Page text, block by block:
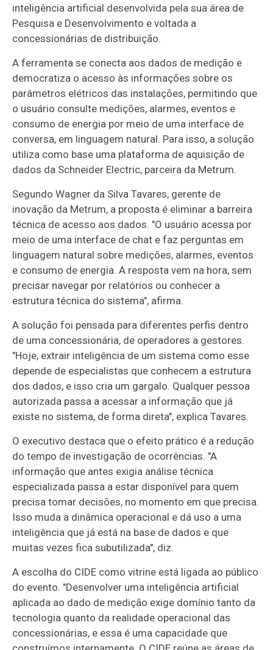
inteligência artificial desenvolvida pela sua área de
Pesquisa e Desenvolvimento e voltada a
concessionárias de distribuição.
A ferramenta se conecta aos dados de medição e
democratiza o acesso às informações sobre os
parâmetros elétricos das instalações, permitindo que
o usuário consulte medições, alarmes, eventos e
consumo de energia por meio de uma interface de
conversa, em linguagem natural. Para isso, a solução
utiliza como base uma plataforma de aquisição de
dados da Schneider Electric, parceira da Metrum.
Segundo Wagner da Silva Tavares, gerente de
inovação da Metrum, a proposta é eliminar a barreira
técnica de acesso aos dados. "O usuário acessa por
meio de uma interface de chat e faz perguntas em
linguagem natural sobre medições, alarmes, eventos
e consumo de energia. A resposta vem na hora, sem
precisar navegar por relatórios ou conhecer a
estrutura técnica do sistema", afirma.
A solução foi pensada para diferentes perfis dentro
de uma concessionária, de operadores a gestores.
"Hoje, extrair inteligência de um sistema como esse
depende de especialistas que conhecem a estrutura
dos dados, e isso cria um gargalo. Qualquer pessoa
autorizada passa a acessar a informação que já
existe no sistema, de forma direta", explica Tavares.
O executivo destaca que o efeito prático é a redução
do tempo de investigação de ocorrências. "A
informação que antes exigia análise técnica
especializada passa a estar disponível para quem
precisa tomar decisões, no momento em que precisa.
Isso muda a dinâmica operacional e dá uso a uma
inteligência que já está na base de dados e que
muitas vezes fica subutilizada", diz.
A escolha do CIDE como vitrine está ligada ao público
do evento. "Desenvolver uma inteligência artificial
aplicada ao dado de medição exige domínio tanto da
tecnologia quanto da realidade operacional das
concessionárias, e essa é uma capacidade que